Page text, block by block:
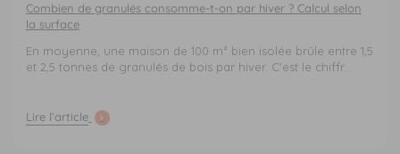
Combien de granulés consomme-t-on par hiver ? Calcul selon
la surface
En moyenne, une maison de 100 m² bien isolée brûle entre 1,5
et 2,5 tonnes de granulés de bois par hiver. C'est le chiffr...
Lire l’article